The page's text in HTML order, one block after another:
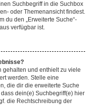
Suchbegriff in die Suchbox
oder Themenansicht findest.
du den „Erweiterte Suche“-
verfügbar ist.
gehalten und enthielt zu viele
werden. Stelle eine
die dir die erweiterte Suche
dein(e) Suchbegriff(e) hier
die Rechtschreibung der